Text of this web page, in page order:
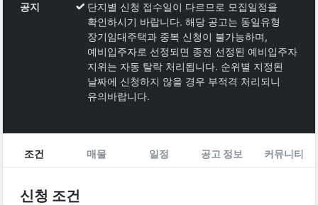
공지
단지별 신청 접수일이 다르므로 모집일정을
확인하시기 바랍니다. 해당 공고는 동일유형
장기임대주택과 중복 신청이 불가능하며,
예비입주자로 선정되면 종전 선정된 예비입주자
지위는 자동 탈락 처리됩니다. 순위별 지정된
날짜에 신청하지 않을 경우 부적격 처리되니
유의바랍니다.
조건 매물 일정 공고 정보 커뮤니티
신청 조건